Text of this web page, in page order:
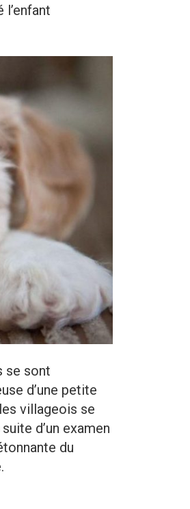
se sont
d’une petite
villageois se
d’un examen
du